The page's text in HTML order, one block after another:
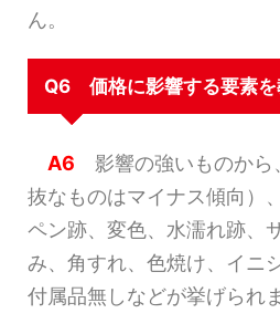
ん。
Q6 価格に影響する要素を
A6 影響の強いものから
抜なものはマイナス傾向）
ペン跡、変色、水濡れ跡、
み、角すれ、色焼け、イニ
付属品無しなどが挙げられま